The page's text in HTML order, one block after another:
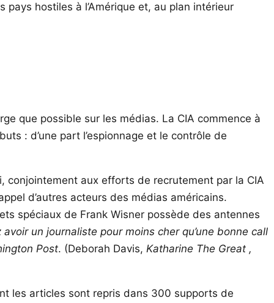
hostiles à l’Amérique et, au plan intérieur
que possible sur les médias. La CIA commence à
: d’une part l’espionnage et le contrôle de
conjointement aux efforts de recrutement par la CIA
d’autres acteurs des médias américains.
spéciaux de Frank Wisner possède des antennes
avoir un journaliste pour moins cher qu’une bonne call
Post. (Deborah Davis, Katharine The Great ,
les articles sont repris dans 300 supports de